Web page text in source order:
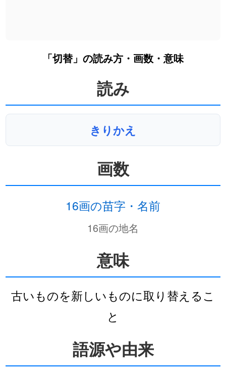
「切替」の読み方・画数・意味
読み
きりかえ
画数
16画の苗字・名前
16画の地名
意味
古いものを新しいものに取り替えるこ
と
語源や由来